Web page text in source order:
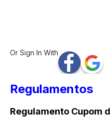
Or Sign In With
Regulamentos
Regulamento Cupom